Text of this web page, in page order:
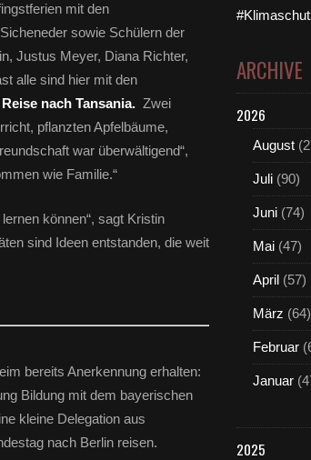
mit den
sowie Schülern der
Justus Meyer, Diana Richter,
alle sind hier mit den
Reise nach Tansania. Zwei
pflanzten Apfelbäume,
war überwältigend“,
wie Familie.“
können“, sagt Kristin
sind Ideen entstanden, die weit
bereits Anerkennung erhalten:
Bildung mit dem bayerischen
kleine Delegation aus
nach Berlin reisen.
ARCHIVE
2026
August
Juli (90)
Juni (74)
Mai (47)
April (57)
März (64)
Februar
Januar
2025